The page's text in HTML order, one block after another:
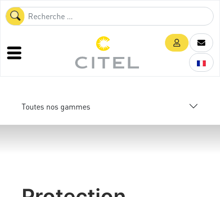
Toutes nos gammes